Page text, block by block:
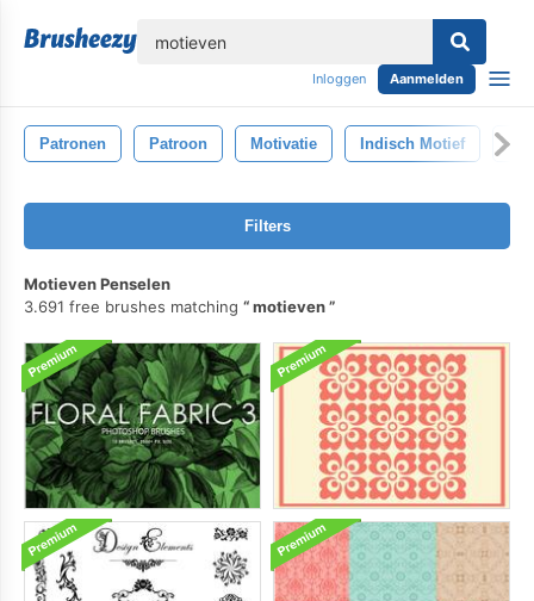
Inloggen Aanmelden
Patronen Patroon Motivatie Indisch Motief
Filters
Motieven Penselen
3.691 free brushes matching
motieven